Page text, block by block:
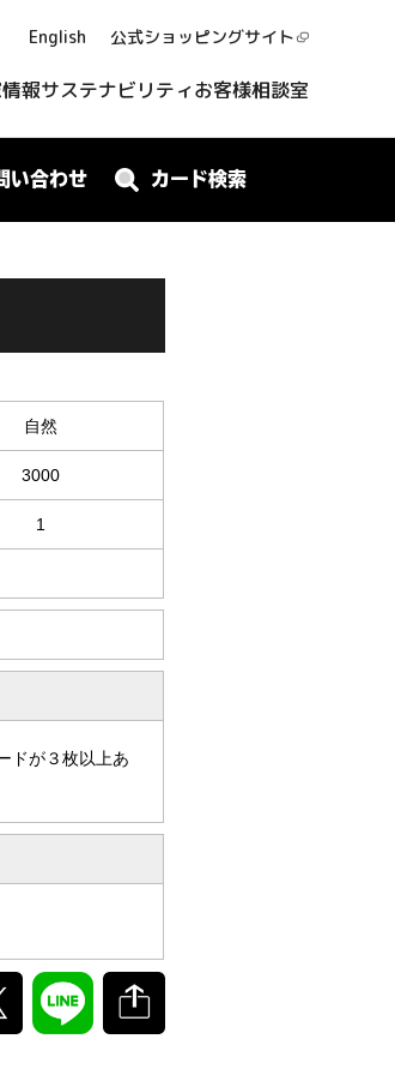
English 公式ショッピングサイト
報サステナビリティお客様相談室
い合わせ カード検索
自然
3000
1
ドが３枚以上あ